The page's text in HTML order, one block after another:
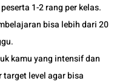
1-2 rang per kelas.
bisa lebih dari 20
kamu yang intensif dan
target level agar bisa